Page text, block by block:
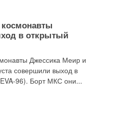
в открытый
Джессика Меир и
совершили выход в
96). Борт МКС они...